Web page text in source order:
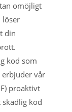
omöjligt
löser
din
kod som
erbjuder vår
proaktivt
kod